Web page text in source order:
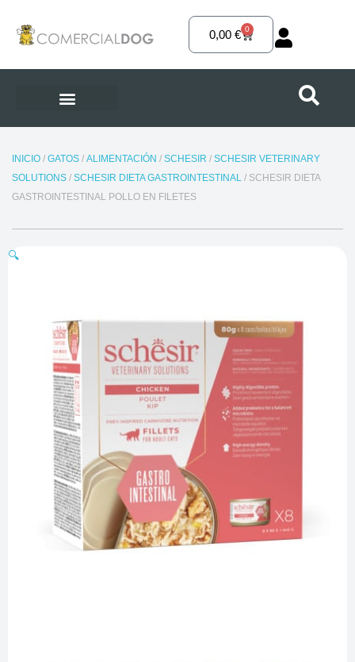
contenido
0,00€ 0
Carrito
INICIO/ GATOS/ ALIMENTACIÓN / SCHESIR / SCHESIR VETERINARY
SOLUTIONS/ SCHESIR DIETA GASTROINTESTINAL/ SCHESIR DIETA
GASTROINTESTINAL POLLO EN FILETES
🔍